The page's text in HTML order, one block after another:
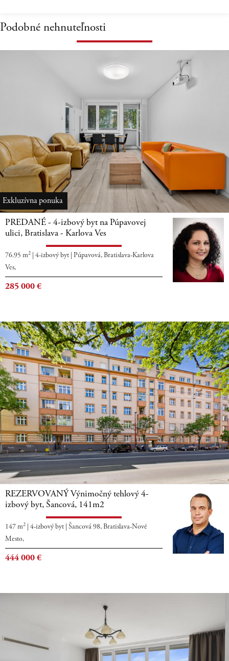
Podobné nehnuteľnosti
Exkluzívna ponuka
PREDANÉ - 4-izbový byt na Púpavovej
ulici, Bratislava - Karlova Ves
76.95 m2 4-izbový byt
Púpavová, Bratislava-Karlova
Ves,
285 000 €
Virtuálna
prehliadka
REZERVOVANÝ Výnimočný tehlový 4-
izbový byt, Šancová, 141m2
147 m2 4-izbový byt
Šancová 98, Bratislava-Nové
Mesto,
444 000 €
Butterfly-reality ponúka exkluzívne v
zastúpení majiteľa na predaj krásny,
priestranný 4-izbový mezonetový byt s
dvoma terasami, krbom a garážovým
státím.